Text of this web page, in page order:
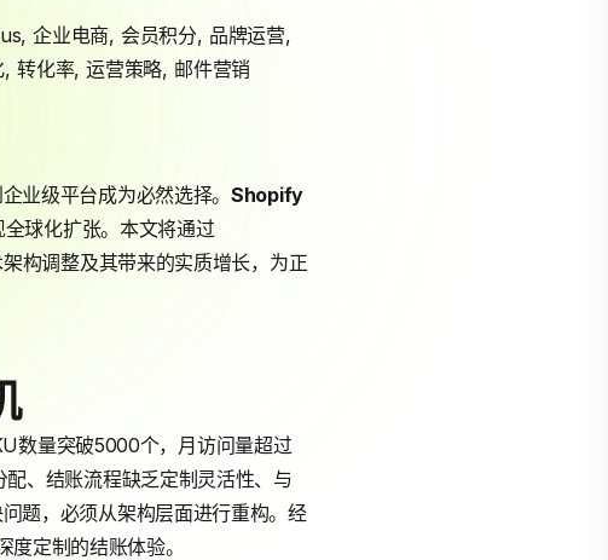
,企业电商, 会员积分, 品牌运营,
,转化率,运营策略, 邮件营销
业级平台成为必然选择。Shopify
全球化扩张。本文将通过
构调整及其带来的实质增长，为正
数量突破5000个，月访问量超过
、结账流程缺乏定制灵活性、与
题，必须从架构层面进行重构。经
度定制的结账体验。